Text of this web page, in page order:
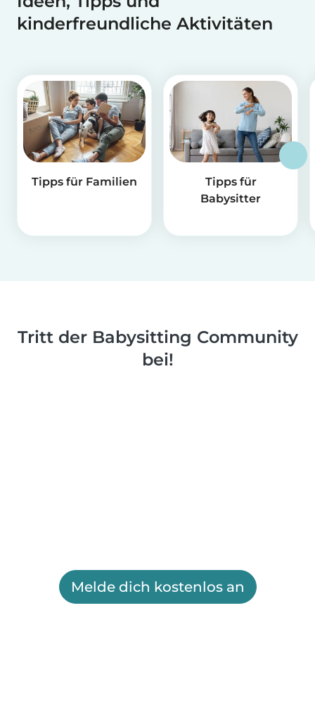
kinderfreundliche Aktivitäten
Tipps für Familien
Tipps für
Babysitter
Tritt der Babysitting Community
bei!
Melde dich kostenlos an